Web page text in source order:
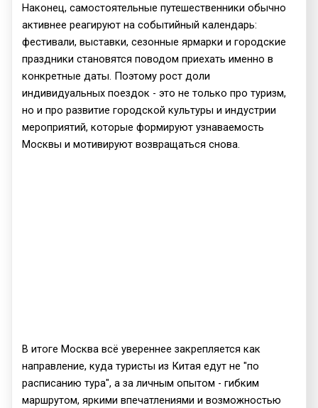
Наконец, самостоятельные путешественники обычно
активнее реагируют на событийный календарь:
фестивали, выставки, сезонные ярмарки и городские
праздники становятся поводом приехать именно в
конкретные даты. Поэтому рост доли
индивидуальных поездок - это не только про туризм,
но и про развитие городской культуры и индустрии
мероприятий, которые формируют узнаваемость
Москвы и мотивируют возвращаться снова.
В итоге Москва всё увереннее закрепляется как
направление, куда туристы из Китая едут не "по
расписанию тура", а за личным опытом - гибким
маршрутом, яркими впечатлениями и возможностью